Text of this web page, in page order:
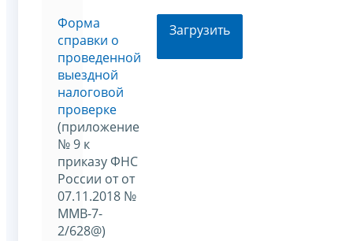
Форма
справки о
проведенной
выездной
налоговой
проверке
(приложение
№ 9 к
приказу ФНС
России от от
07.11.2018 №
ММВ-7-
2/628@)
Загрузить